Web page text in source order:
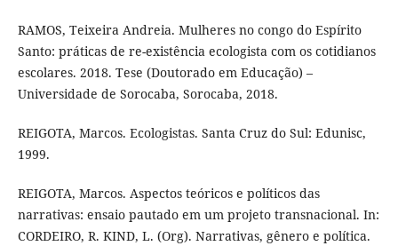
RAMOS, Teixeira Andreia. Mulheres no congo do Espírito
Santo: práticas de re-existência ecologista com os cotidianos
escolares. 2018. Tese (Doutorado em Educação) –
Universidade de Sorocaba, Sorocaba, 2018.
REIGOTA, Marcos. Ecologistas. Santa Cruz do Sul: Edunisc,
1999.
REIGOTA, Marcos. Aspectos teóricos e políticos das
narrativas: ensaio pautado em um projeto transnacional. In:
CORDEIRO, R. KIND, L. (Org). Narrativas, gênero e política.